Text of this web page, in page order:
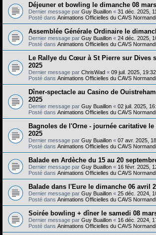
Déjeuner et bowling le dimanche 08
Dernier message par Guy Buaillon « 31 déc. 2025,
Posté dans Animations Officielles du CAVS
Assemblée Générale Ordinaire le
Dernier message par Guy Buaillon « 24 déc. 2025,
Posté dans Animations Officielles du CAVS
Le Rallye du Cœur à St Pierre sur Dives
2025
Dernier message par ChrisWad « 09 juil. 2025, 19:32
Posté dans Animations Officielles du CAVS
Dîner-spectacle au Casino de
2025
Dernier message par Guy Buaillon « 02 juil. 2025,
Posté dans Animations Officielles du CAVS
Bagnoles de l'Orne - journée caritative
2025
Dernier message par Guy Buaillon « 07 avr. 2025,
Posté dans Animations Officielles du CAVS
Balade en Ardèche du 15 au 20
Dernier message par Guy Buaillon « 16 févr. 2025,
Posté dans Animations Officielles du CAVS
Balade dans l'Eure le dimanche 06 avril
Dernier message par Guy Buaillon « 25 déc. 2024,
Posté dans Animations Officielles du CAVS
Soirée bowling + dîner le samedi 08
Dernier message par Guy Buaillon « 16 déc. 2024,
Posté dans Animations Officielles du CAVS